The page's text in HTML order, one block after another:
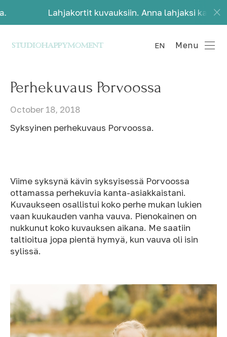
Lahjakortit kuvauksiin. Anna lahjaksi kauniita
EN Menu
Perhekuvaus Porvoossa
October 18, 2018
Syksyinen perhekuvaus Porvoossa.
Viime syksynä kävin syksyisessä Porvoossa
ottamassa perhekuvia kanta-asiakkaistani.
Kuvaukseen osallistui koko perhe mukan lukien
vaan kuukauden vanha vauva. Pienokainen on
nukkunut koko kuvauksen aikana. Me saatiin
taltioitua jopa pientä hymyä, kun vauva oli isin
sylissä.